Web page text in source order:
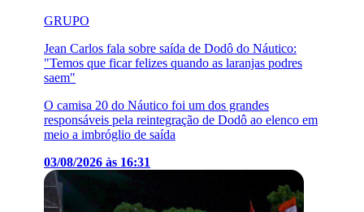
GRUPO
Jean Carlos fala sobre saída de Dodô do Náutico:
"Temos que ficar felizes quando as laranjas podres
saem"
O camisa 20 do Náutico foi um dos grandes
responsáveis pela reintegração de Dodô ao elenco em
meio a imbróglio de saída
03/08/2026 às 16:31